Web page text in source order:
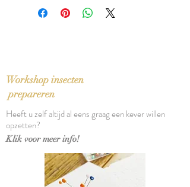
Bindwijze: Pocket
Workshop insecten
prepareren
Heeft u zelf altijd al eens graag een kever willen
opzetten?
Klik voor meer info!